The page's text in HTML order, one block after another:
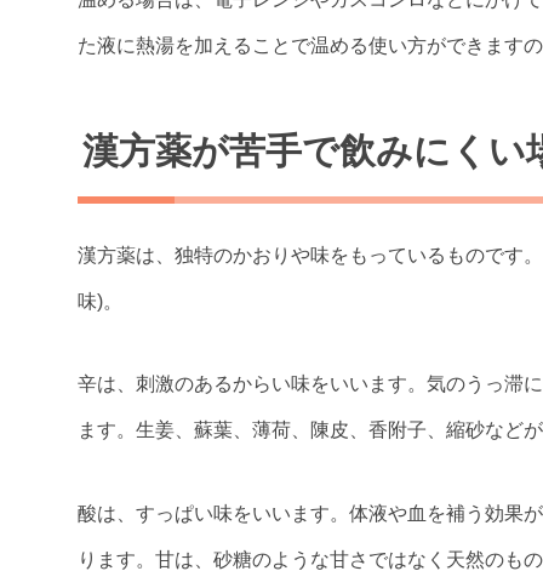
た液に熱湯を加えることで温める使い方ができます
漢方薬が苦手で飲みにくい
漢方薬は、独特のかおりや味をもっているものです
味)。
辛は、刺激のあるからい味をいいます。気のうっ滞
ます。生姜、蘇葉、薄荷、陳皮、香附子、縮砂など
酸は、すっぱい味をいいます。体液や血を補う効果
ります。甘は、砂糖のような甘さではなく天然のも